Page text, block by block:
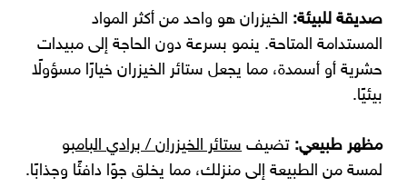
صديقة للبيئة: الخيزران هو واحد من أكثر المواد
المستدامة المتاحة. ينمو بسرعة دون الحاجة إلى مبيدات
حشرية أو أسمدة، مما يجعل ستائر الخيزران خيارًا مسؤولًا
بيئيًا.
مظهر طبيعي: تضيفستائر الخيزران / برادي البامبو
لمسة من الطبيعة إلى منزلك، مما يخلق جوًا دافئًا وجذابًا.